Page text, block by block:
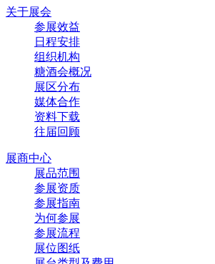
关于展会
参展效益
日程安排
组织机构
糖酒会概况
展区分布
媒体合作
资料下载
往届回顾
展商中心
展品范围
参展资质
参展指南
为何参展
参展流程
展位图纸